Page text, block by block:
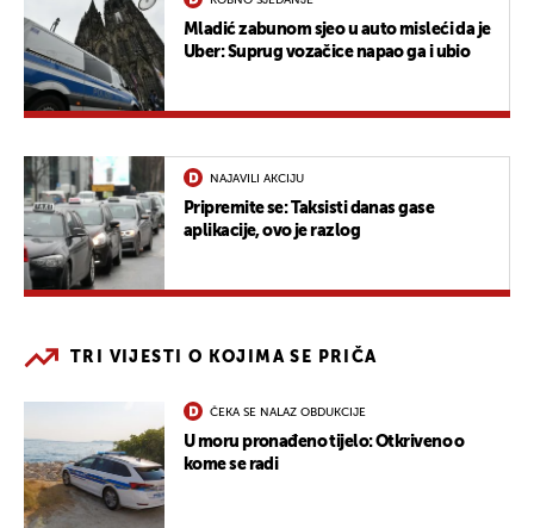
Mladić zabunom sjeo u auto misleći da je
Uber: Suprug vozačice napao ga i ubio
NAJAVILI AKCIJU
Pripremite se: Taksisti danas gase
aplikacije, ovo je razlog
TRI VIJESTI O KOJIMA SE PRIČA
ČEKA SE NALAZ OBDUKCIJE
U moru pronađeno tijelo: Otkriveno o
kome se radi